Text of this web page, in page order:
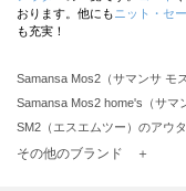
おります。他にも ニット・セ
も充実！
Samansa Mos2（サマンサ モ
Samansa Mos2 home's（サマ
SM2（エスエムツー）のアウ
TSUHARU by Samansa Mos2
その他のブランド ＋